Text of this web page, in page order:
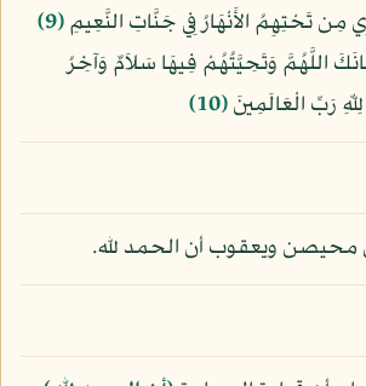
مِن تَحْتِهِمُ الأَنْهَارُ فِي جَنَّاتِ النَّعِيمِ﴿9﴾
اللَّهُمَّ وَتَحِيَّتُهُمْ فِيهَا سَلاَمٌ وَآخِرُ
رَبِّ الْعَالَمِينَ﴿10﴾
محيصن ويعقوب أن الحمد لله.